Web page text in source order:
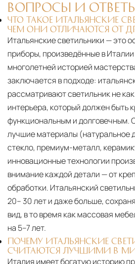
ВОПРОСЫ И
ЧТО ТАКОЕ ИТАЛЬЯНСКИЕ
ЧЕМ ОНИ ОТЛИЧАЮТСЯ ОТ
Итальянские светильники — это
приборы, произведённые в
многолетней историей
заключается в подходе:
рассматривают светильник не
интерьера, который должен быть
функциональным и долговечным.
лучшие материалы (натуральное
стекло, премиум-металл,
инновационные технологии
внимание каждой детали — от
обработки. Итальянский
20– 30 лет и даже больше,
вид, в то время как массовая
на 5–7 лет.
ПОЧЕМУ ИТАЛЬЯНСКИЕ
СЧИТАЮТСЯ ЛУЧШИМИ В
Италия имеет богатую историю